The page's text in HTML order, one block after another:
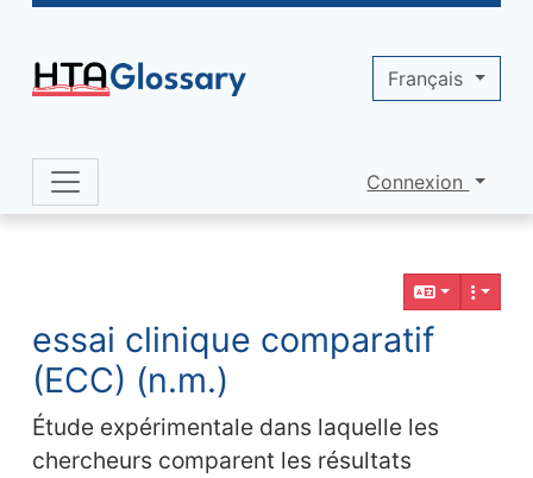
Navigation and related functionality
essai clinique comparatif
(ECC) (n.m.)
Étude expérimentale dans laquelle les
chercheurs comparent les résultats
Site identity, navigation, etc.
Connexion
Français